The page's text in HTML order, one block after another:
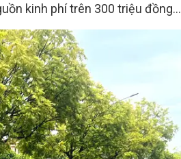
kinh phí trên 300 triệu đồng…